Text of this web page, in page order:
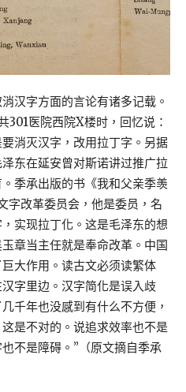
汉字方面的言论有诸多记载。
医院西院X楼时，回忆说：
消灭汉字，改用拉丁字。另据
东在延安曾对斯诺讲过推广拉
季承出版的书《我和父亲季羡
字改革委员会，他是委员，名
实现拉丁化。这是毛泽东的想
章当主任就是奉命改革。中国
大作用。读古文必须读繁体
字里边。汉字简化是误入歧
千年也没感到有什么不方便，
是不对的。说追求效率也不是
不是障碍。”（原文摘自季承